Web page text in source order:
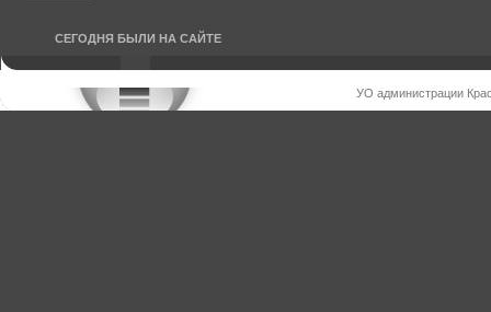
СЕГОДНЯ БЫЛИ НА САЙТЕ
УО администрации